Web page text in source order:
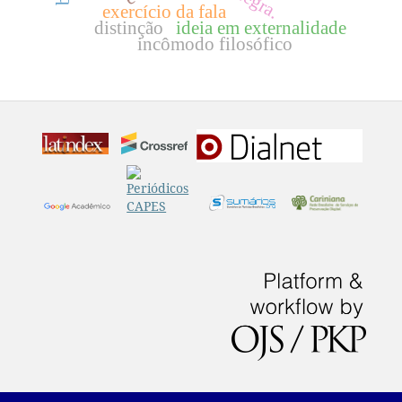
ideia em externalidade
exercício da fala
distinção
incômodo filosófico